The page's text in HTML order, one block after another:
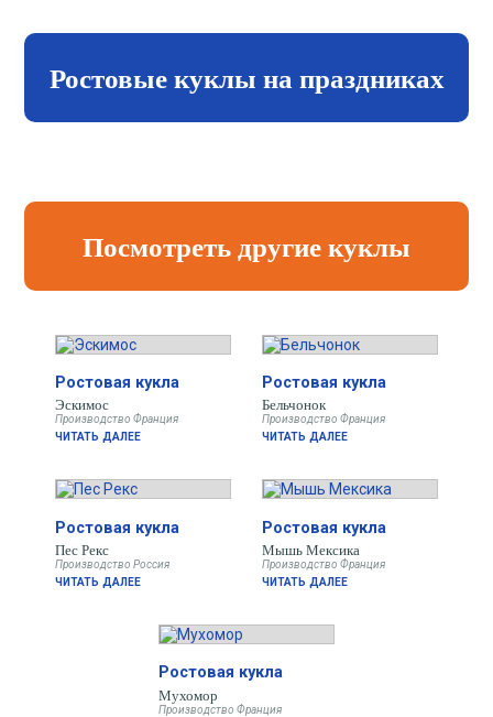
Ростовые куклы на праздниках
Посмотреть другие куклы
Ростовая кукла
Эскимос
Производство Франция
ЧИТАТЬ ДАЛЕЕ
Ростовая кукла
Бельчонок
Производство Франция
ЧИТАТЬ ДАЛЕЕ
Ростовая кукла
Пес Рекс
Производство Россия
ЧИТАТЬ ДАЛЕЕ
Ростовая кукла
Мышь Мексика
Производство Франция
ЧИТАТЬ ДАЛЕЕ
Ростовая кукла
Мухомор
Производство Франция